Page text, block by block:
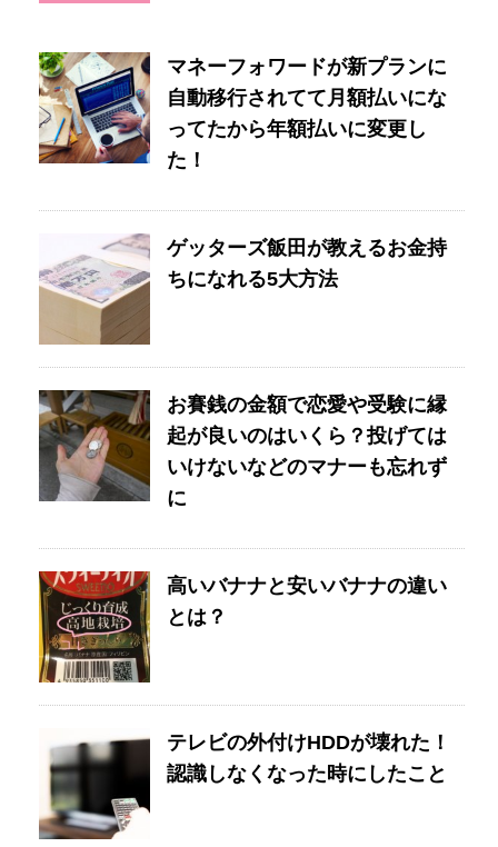
マネーフォワードが新プランに
自動移行されてて月額払いにな
ってたから年額払いに変更し
た！
ゲッターズ飯田が教えるお金持
ちになれる5大方法
お賽銭の金額で恋愛や受験に縁
起が良いのはいくら？投げては
いけないなどのマナーも忘れず
に
高いバナナと安いバナナの違い
とは？
テレビの外付けHDDが壊れた！
認識しなくなった時にしたこと